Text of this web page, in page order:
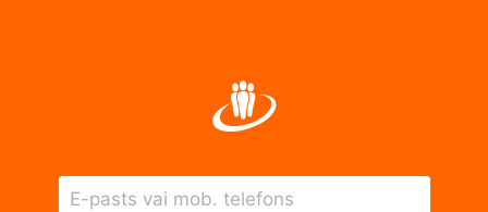
E-pasts vai mob. telefons